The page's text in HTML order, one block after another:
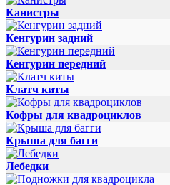
Канистры
Кенгурин задний
Кенгурин передний
Клатч киты
Кофры для квадроциклов
Крыша для багги
Лебедки